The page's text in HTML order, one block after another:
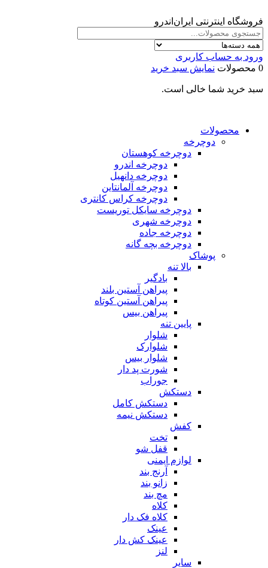
فروشگاه اینترنتی ایران‌اندرو
ورود به حساب کاربری
0 محصولات
نمایش سبد خرید
سبد خرید شما خالی است.
محصولات
دوچرخه
دوچرخه کوهستان
دوچرخه اندرو
دوچرخه دانهیل
دوچرخه آلمانتاین
دوچرخه کراس کانتری
دوچرخه سایکل توریست
دوچرخه شهری
دوچرخه جاده
دوچرخه بچه گانه
پوشاک
بالا تنه
بادگیر
پیراهن آستین بلند
پیراهن آستین کوتاه
پیراهن بیس
پایین تنه
شلوار
شلوارک
شلوار بیس
شورت پد دار
جوراب
دستکش
دستکش کامل
دستکش نیمه
کفش
تخت
قفل شو
لوازم ایمنی
آرنج بند
زانو بند
مچ بند
کلاه
کلاه فک دار
عینک
عینک کش دار
لنز
سایر